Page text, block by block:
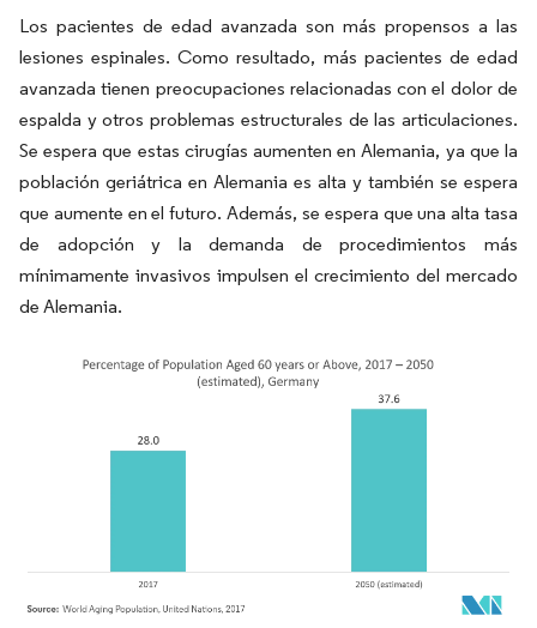
Los pacientes de edad avanzada son más propensos a las
lesiones espinales. Como resultado, más pacientes de edad
avanzada tienen preocupaciones relacionadas con el dolor de
espalda y otros problemas estructurales de las articulaciones.
Se espera que estas cirugías aumenten en Alemania, ya que la
población geriátrica en Alemania es alta y también se espera
que aumente en el futuro. Además, se espera que una alta tasa
de adopción y la demanda de procedimientos más
mínimamente invasivos impulsen el crecimiento del mercado
de Alemania.